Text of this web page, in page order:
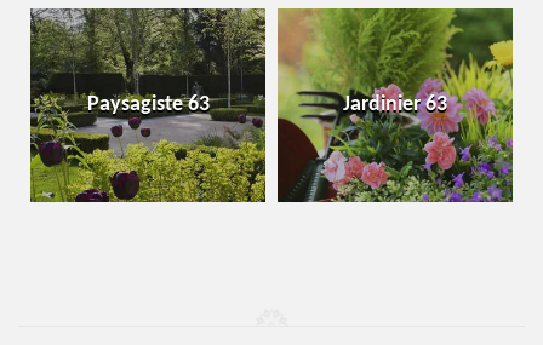
Paysagiste 63 Jardinier 63